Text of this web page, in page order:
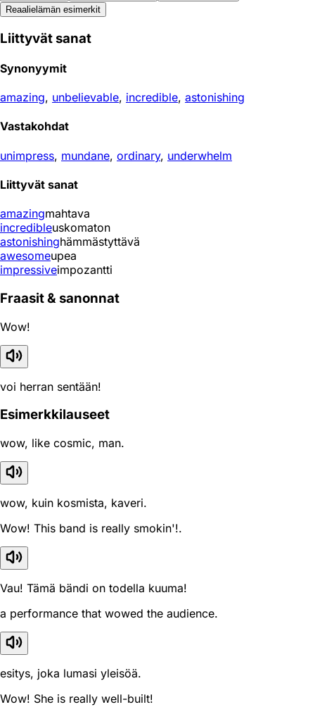
Reaali­elämän esimerkit
Liittyvät sanat
Synonyymit
amazing, unbelievable, incredible, astonishing
Vastakohdat
unimpress, mundane, ordinary, underwhelm
Liittyvät sanat
amazingmahtava
incredibleuskomaton
astonishinghämmästyttävä
awesomeupea
impressiveimpozantti
Fraasit & sanonnat
Wow!
voi herran sentään!
Esimerkkilauseet
wow, like cosmic, man.
wow, kuin kosmista, kaveri.
Wow! This band is really smokin'!.
Vau! Tämä bändi on todella kuuma!
a performance that wowed the audience.
esitys, joka lumasi yleisöä.
Wow! She is really well-built!